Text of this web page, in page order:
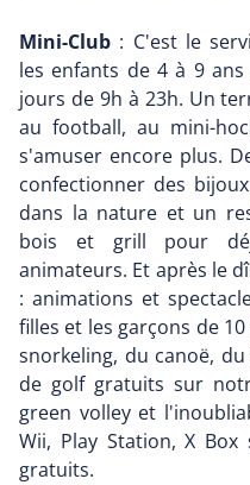
Mini-Club : C'est le
les enfants de 4 à 9
jours de 9h à 23h. Un
au football, au mini-
s'amuser encore plus.
confectionner des
dans la nature et un
bois et grill pour
animateurs. Et après le
: animations et
filles et les garçons de
snorkeling, du canoë,
de golf gratuits sur
green volley et
Wii, Play Station, X
gratuits.